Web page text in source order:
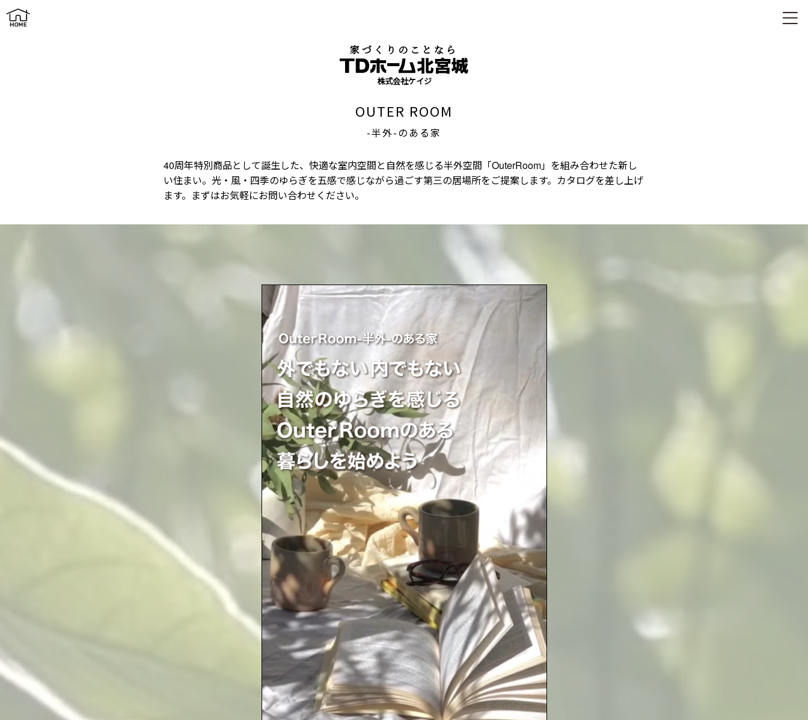
家づくりのことなら
株式会社ケイジ
OUTER ROOM
-半外-のある家
40周年特別商品として誕生した、快適な室内空間と自然を感じる半外空間「OuterRoom」を組み合わせた新し
い住まい。光・風・四季のゆらぎを五感で感じながら過ごす第三の居場所をご提案します。カタログを差し上げ
ます。まずはお気軽にお問い合わせください。